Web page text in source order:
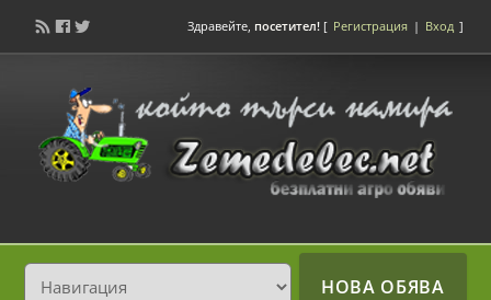
Здравейте, посетител! [ Регистрация | Вход ]
НОВА ОБЯВА